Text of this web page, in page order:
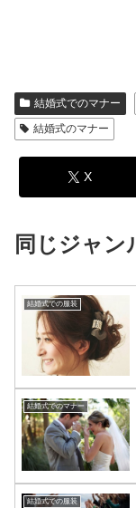
結婚式でのマナー
結婚式のマナー
X
同じジャン
結婚式での服装
結婚式でのマナー
結婚式での服装